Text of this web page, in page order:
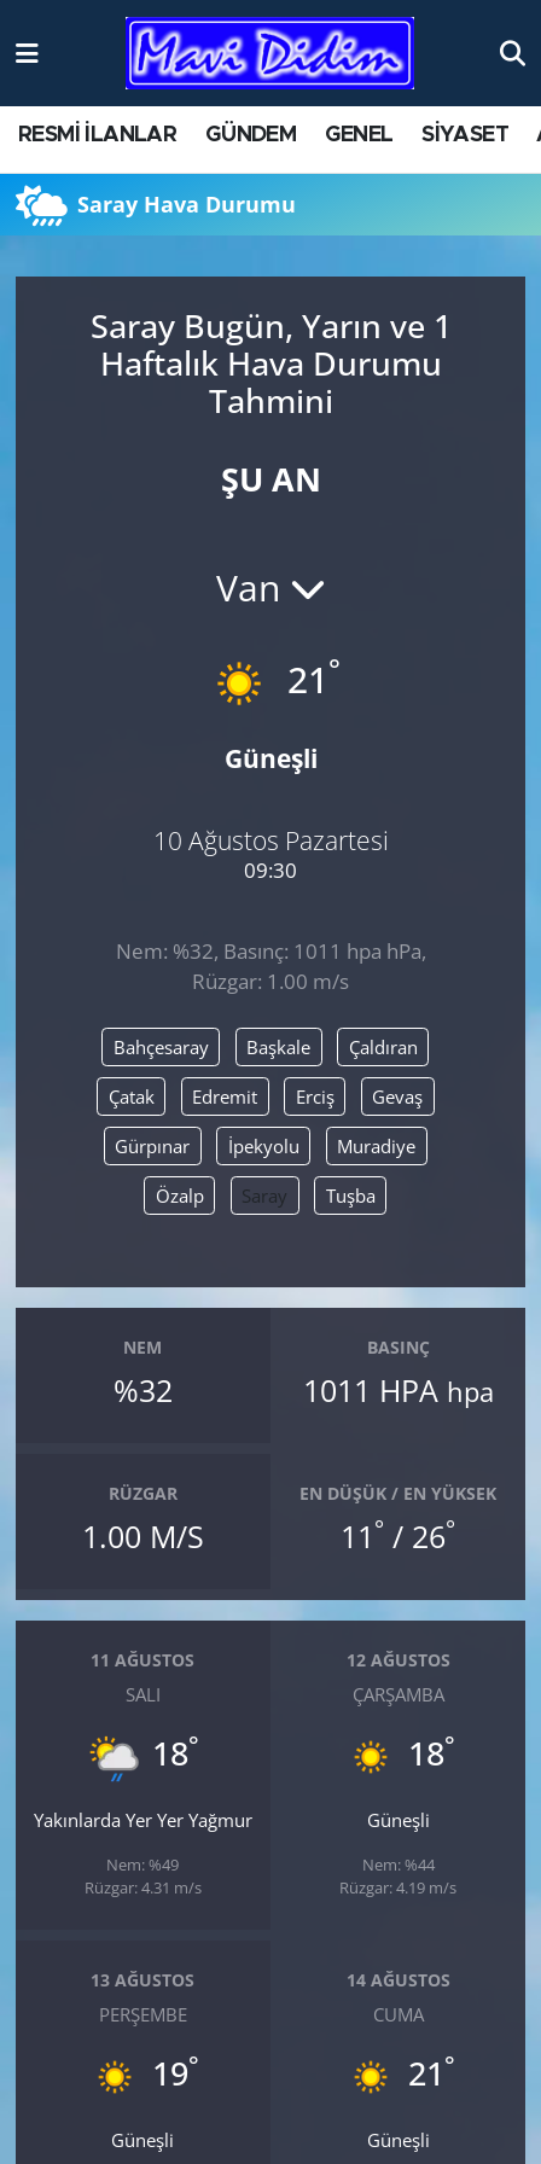
RESMİ İLANLAR GÜNDEM GENEL SİYASET
Saray Hava Durumu
Saray Bugün, Yarın ve 1
Haftalık Hava Durumu
Tahmini
ŞU AN
Van
21 °
Güneşli
10 Ağustos Pazartesi
09:30
Nem: %32, Basınç: 1011 hpa hPa,
Rüzgar: 1.00 m/s
Bahçesaray Başkale Çaldıran
Çatak Edremit Erciş Gevaş
Gürpınar İpekyolu Muradiye
Özalp Saray Tuşba
NEM
%32
BASINÇ
1011 HPA hpa
RÜZGAR
1.00 M/S
EN DÜŞÜK / EN YÜKSEK
11 ° / 26°
11 AĞUSTOS
SALI
18°
Yakınlarda Yer Yer Yağmur
Nem: %49
Rüzgar: 4.31 m/s
12 AĞUSTOS
ÇARŞAMBA
18°
Güneşli
Nem: %44
Rüzgar: 4.19 m/s
13 AĞUSTOS
PERŞEMBE
19°
Güneşli
14 AĞUSTOS
CUMA
21 °
Güneşli